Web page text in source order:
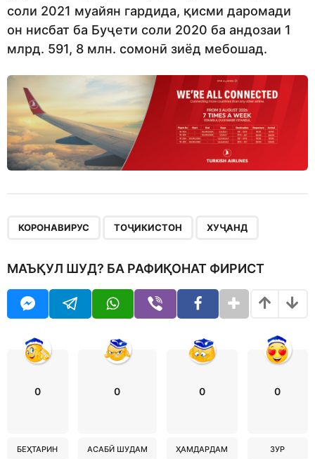
соли 2021 муайян гардида, қисми даромади
он нисбат ба Буҷети соли 2020 ба андозаи 1
млрд. 591, 8 млн. сомонӣ зиёд мебошад.
КОРОНАВИРУС ТОҶИКИСТОН ХУҶАНД
МАЪҚУЛ ШУД? БА РАФИҚОНАТ ФИРИСТ
0
БЕҲТАРИН
0
АСАБӢ ШУДАМ
0
ҲАМДАРДАМ
0
ЗУР